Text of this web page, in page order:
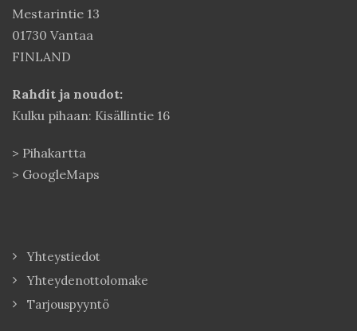
Mestarintie 13
01730 Vantaa
FINLAND
Rahdit ja noudot:
Kulku pihaan: Kisällintie 16
> Pihakartta
> GoogleMaps
Yhteystiedot
Yhteydenottolomake
Tarjouspyyntö